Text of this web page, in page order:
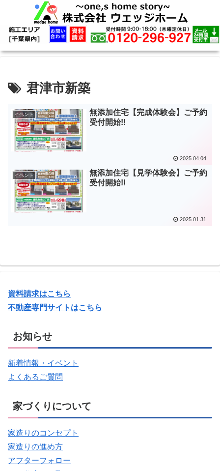
君津市新築
イベント
無添加住宅【完成体験会】ご予約
受付開始!!
2025.04.04
イベント
無添加住宅【見学体験会】ご予約
受付開始!!
2025.01.31
資料請求はこちら
不動産専門サイトはこちら
お知らせ
新着情報・イベント
よくあるご質問
家づくりについて
家造りのコンセプト
家造りの進め方
アフターフォロー